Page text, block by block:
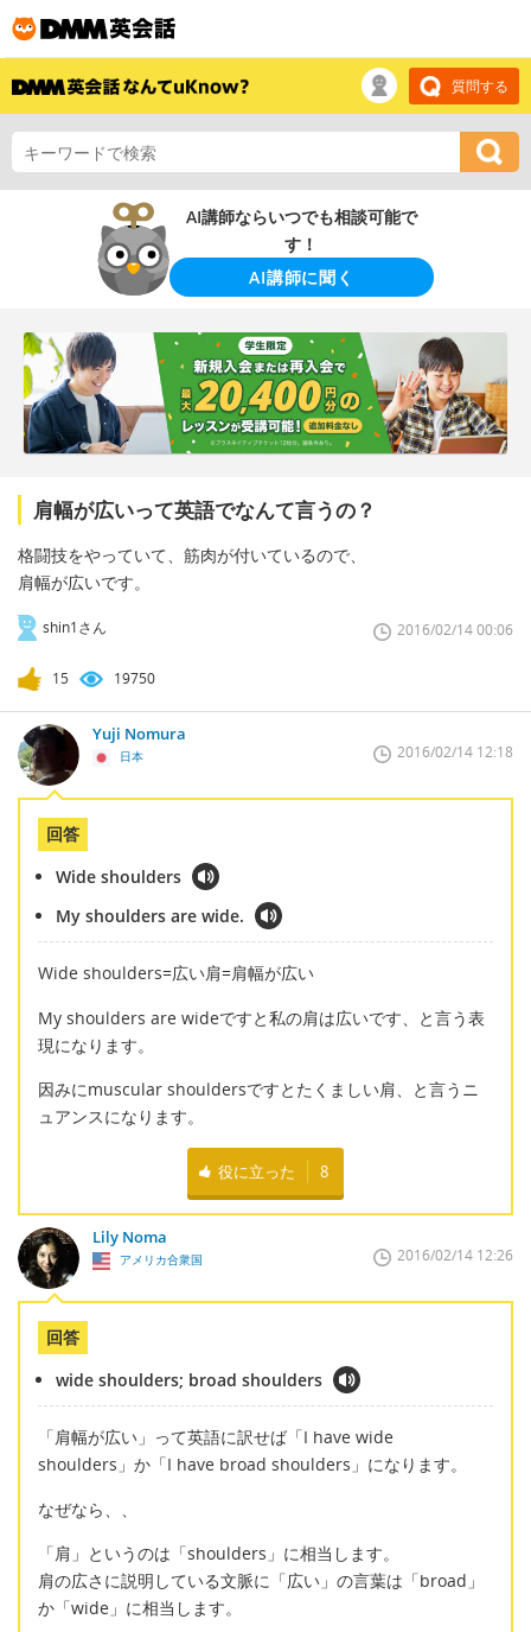
質問する
AI講師ならいつでも相談可能で
す！
AI講師に聞く
肩幅が広いって英語でなんて言うの？
格闘技をやっていて、筋肉が付いているので、
肩幅が広いです。
shin1さん 2016/02/14 00:06
15 19750
Yuji Nomura
日本 2016/02/14 12:18
回答
Wide shoulders
My shoulders are wide.
Wide shoulders=広い肩=肩幅が広い
My shoulders are wideですと私の肩は広いです、と言う表
現になります。
因みにmuscular shouldersですとたくましい肩、と言うニ
ュアンスになります。
役に立った 8
Lily Noma
アメリカ合衆国 2016/02/14 12:26
回答
wide shoulders; broad shoulders
「肩幅が広い」って英語に訳せば「I have wide
shoulders」か「I have broad shoulders」になります。
なぜなら、、
「肩」というのは「shoulders」に相当します。
肩の広さに説明している文脈に「広い」の言葉は「broad」
か「wide」に相当します。